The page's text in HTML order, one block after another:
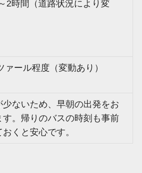
2時間（道路状況により変
ァール程度（変動あり）
少ないため、早朝の出発をお
す。帰りのバスの時刻も事前
くと安心です。